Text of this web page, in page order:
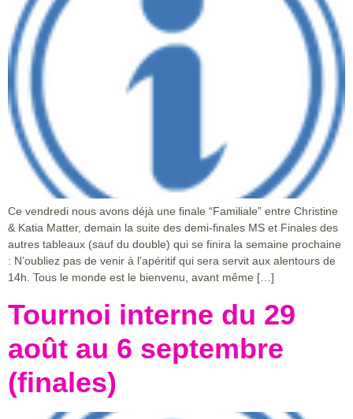
Ce vendredi nous avons déjà une finale “Familiale” entre Christine
& Katia Matter, demain la suite des demi-finales MS et Finales des
autres tableaux (sauf du double) qui se finira la semaine prochaine
: N’oubliez pas de venir à l’apéritif qui sera servit aux alentours de
14h. Tous le monde est le bienvenu, avant même […]
Tournoi interne du 29
août au 6 septembre
(finales)